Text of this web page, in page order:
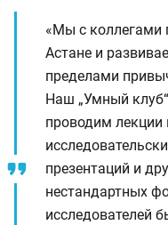
«Мы с коллегами
Астане и
пределами
Наш „Умный
проводим
презентаций и
нестандартных
исследователей